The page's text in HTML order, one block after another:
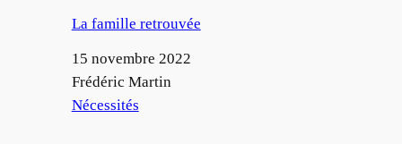
La famille retrouvée
Date
15 novembre 2022
Auteur
Frédéric Martin
Par rapport à
Nécessités